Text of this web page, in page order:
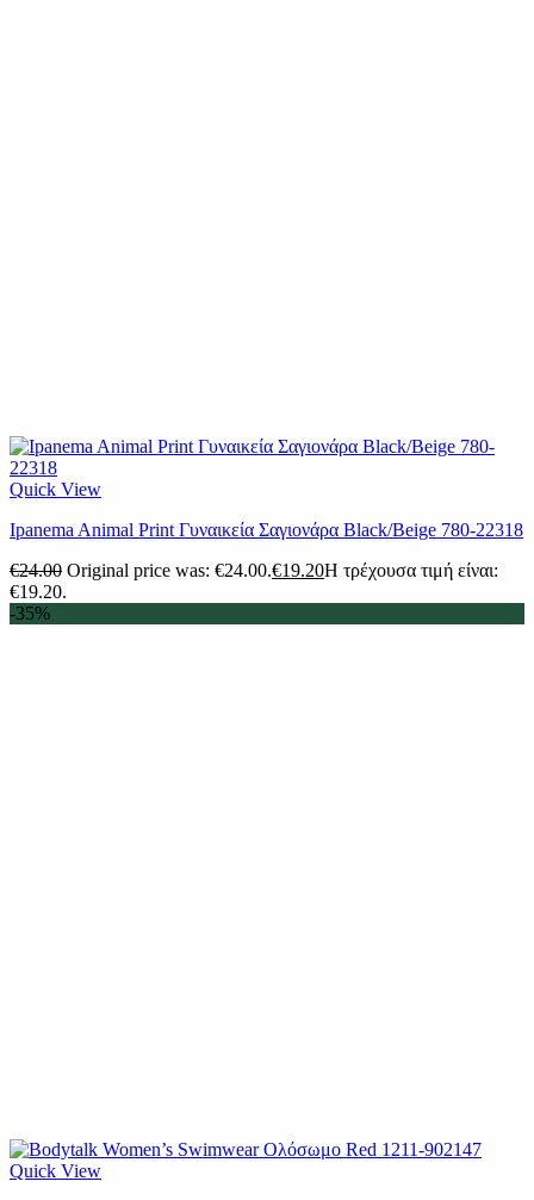
Quick View
Ipanema Animal Print Γυναικεία Σαγιονάρα Black/Beige 780-22318
€24.00 Original price was: €24.00.€19.20Η τρέχουσα τιμή είναι:
€19.20.
-35%
Quick View